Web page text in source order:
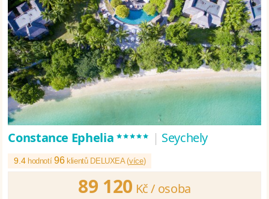
Constance Ephelia***** | Seychely
9.4 hodnotí96klientů DELUXEA (více)
89 120 Kč / osoba